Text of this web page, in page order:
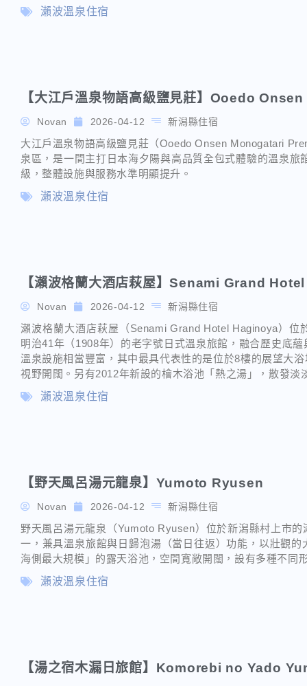
瀨波溫泉住宿
【大江戶溫泉物語高級鹽見莊】Ooedo
Novan 2026-04-12 新潟縣住宿
大江戶溫泉物語高級鹽見莊（Ooedo Onsen Monogatari
泉區，是一間主打日本海夕陽與高品質全包式體驗的溫泉
級，整體設施與服務水準明顯提升。
瀨波溫泉住宿
【瀨波格蘭大酒店萩屋】Senami Grand
Novan 2026-04-12 新潟縣住宿
瀨波格蘭大酒店萩屋（Senami Grand Hotel Haginoya）
明治41年（1908年）的老字號日式溫泉旅館，融合歷史底
溫泉設施相當豐富，其中最具代表性的是位於8樓的展望大
視野開闊。另有2012年新設的檜木浴池「熱之湯」，散發淡
瀨波溫泉住宿
【野天風呂湯元龍泉】Yumoto Ryusen
Novan 2026-04-12 新潟縣住宿
野天風呂湯元龍泉（Yumoto Ryusen）位於新潟縣村上市
一，兼具溫泉旅館與日歸泡湯（當日往返）功能，以壯觀
海側最大規模」的露天浴池，空間寬敞開闊，設有多種不同
瀨波溫泉住宿
【湯之宿木漏日旅館】Komorebi no Yado